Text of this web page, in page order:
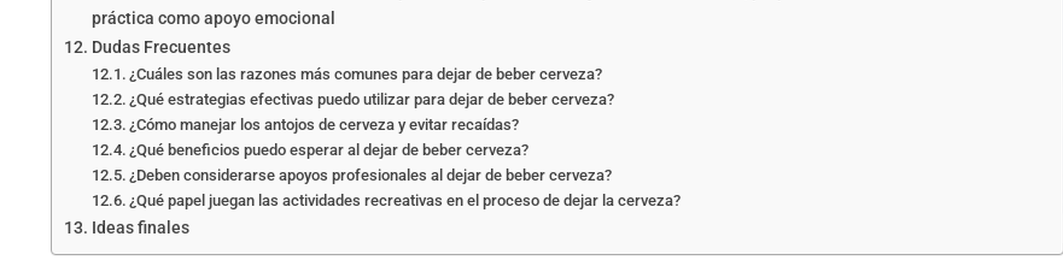
práctica como apoyo emocional
Dudas Frecuentes
¿Cuáles son las razones más comunes para dejar de beber cerveza?
¿Qué estrategias efectivas puedo utilizar para dejar de beber cerveza?
¿Cómo manejar los antojos de cerveza y evitar recaídas?
¿Qué beneficios puedo esperar al dejar de beber cerveza?
¿Deben considerarse apoyos profesionales al dejar de beber cerveza?
¿Qué papel juegan las actividades recreativas en el proceso de dejar la cerveza?
Ideas finales